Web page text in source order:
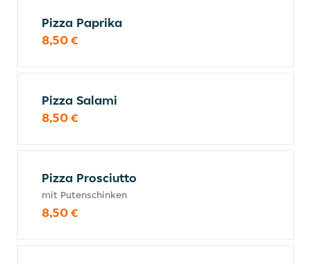
Pizza Paprika
8,50 €
Pizza Salami
8,50 €
Pizza Prosciutto
mit Putenschinken
8,50 €